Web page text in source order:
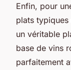
Enfin, pour
plats typiques
un véritable
base de vins
parfaitement